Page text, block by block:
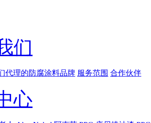
们
代理的防腐涂料品牌 服务范围 合作伙伴
心